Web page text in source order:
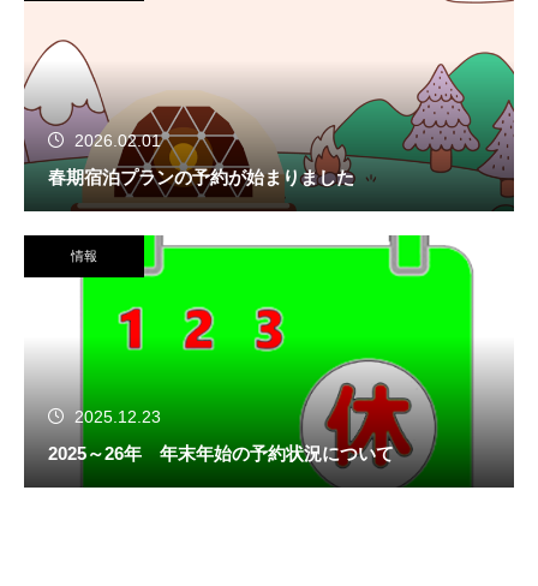
2026.02.01
春期宿泊プランの予約が始まりました
情報
2025.12.23
2025～26年 年末年始の予約状況について